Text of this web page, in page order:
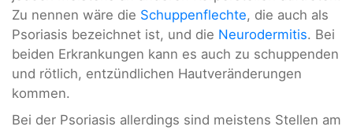
Zu nennen wäre die Schuppenflechte, die auch als
Psoriasis bezeichnet ist, und die Neurodermitis. Bei
beiden Erkrankungen kann es auch zu schuppenden
und rötlich, entzündlichen Hautveränderungen
kommen.
Bei der Psoriasis allerdings sind meistens Stellen am